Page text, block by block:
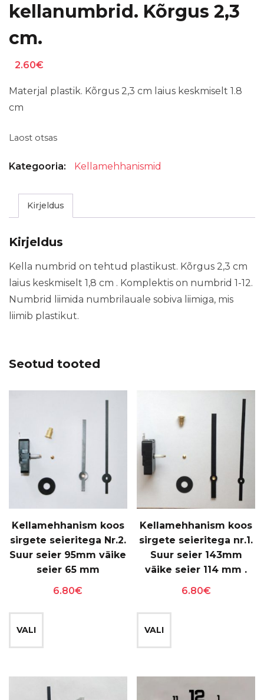
kellanumbrid. Kõrgus 2,3
cm.
2.60€
Materjal plastik. Kõrgus 2,3 cm laius keskmiselt 1.8
cm
Laost otsas
Kategooria: Kellamehhanismid
Kirjeldus
Kirjeldus
Kella numbrid on tehtud plastikust. Kõrgus 2,3 cm
laius keskmiselt 1,8 cm . Komplektis on numbrid 1-12.
Numbrid liimida numbrilauale sobiva liimiga, mis
liimib plastikut.
Seotud tooted
Kellamehhanism koos
sirgete seieritega Nr.2.
Suur seier 95mm väike
seier 65 mm
6.80€
VALI
Sellel
varianti.
Valikuid
Kellamehhanism koos
sirgete seieritega nr.1.
Suur seier 143mm
väike seier 114 mm .
6.80€
VALI
Sellel
varianti.
Valikuid